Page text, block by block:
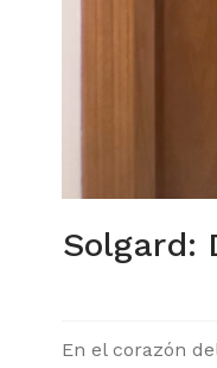
Solgard:
En el corazón